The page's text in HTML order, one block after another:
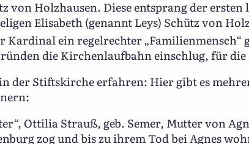
von Holzhausen. Diese entsprang der
Elisabeth (genannt Leys) Schütz von
Kardinal ein regelrechter „Familienmensch“
die Kirchenlaufbahn einschlug, für die
der Stiftskirche erfahren: Hier gibt es
Ottilia Strauß, geb. Semer, Mutter von
zog und bis zu ihrem Tod bei Agnes